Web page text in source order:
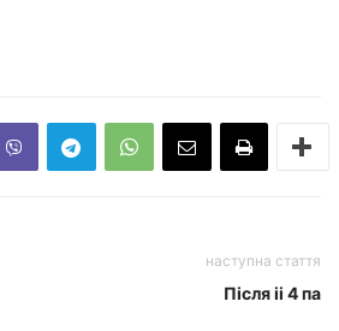
наступна стаття
Після іі 4 па